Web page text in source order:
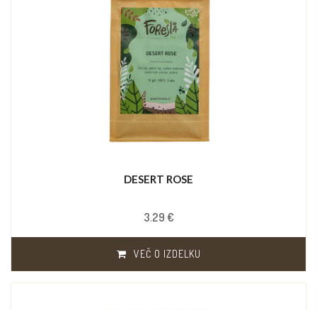
DESERT ROSE
3.29 €
VEČ O IZDELKU